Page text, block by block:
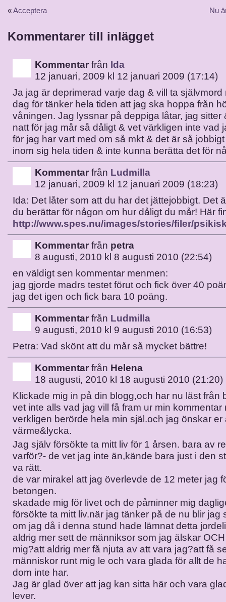
«Acceptera Nu
Kommentarer till inlägget
Kommentar från Ida
12 januari, 2009 kl 12 januari 2009 (17:14)
Ja jag är deprimerad varje dag & vill ta självmord
dag för tänker hela tiden att jag ska hoppa från
våningen. Jag lyssnar på deppiga låtar, jag sitter
natt för jag mår så dåligt & vet värkligen inte vad
för jag har vart med om så mkt & det är så
inom sig hela tiden & inte kunna berätta det för
Kommentar från Ludmilla
12 januari, 2009 kl 12 januari 2009 (18:23)
Ida: Det låter som att du har det jättejobbigt. Det
du berättar för någon om hur dåligt du mår! Här
http://www.spes.nu/images/stories/filer/
Kommentar från petra
8 augusti, 2010 kl 8 augusti 2010 (22:54)
en väldigt sen kommentar menmen:
jag gjorde madrs testet förut och fick över 40
jag det igen och fick bara 10 poäng.
Kommentar från Ludmilla
9 augusti, 2010 kl 9 augusti 2010 (16:53)
Petra: Vad skönt att du mår så mycket bättre!
Kommentar från Helena
18 augusti, 2010 kl 18 augusti 2010 (21:20)
Klickade mig in på din blogg,och har nu läst från
vet inte alls vad jag vill få fram ur min kommentar
verkligen berörde hela min själ.och jag önskar er
värme&lycka.
Jag själv försökte ta mitt liv för 1 årsen. bara av
varför?- de vet jag inte än,kände bara just i den
va rätt.
de var mirakel att jag överlevde de 12 meter jag
betongen.
skadade mig för livet och de påminner mig
försökte ta mitt liv.när jag tänker på de nu blir jag
om jag då i denna stund hade lämnat detta
aldrig mer sett de männiksor som jag älskar
mig?att aldrig mer få njuta av att vara jag?att få
människor runt mig le och vara glada för allt de
dom inte har.
Jag är glad över att jag kan sitta här och vara
lever.